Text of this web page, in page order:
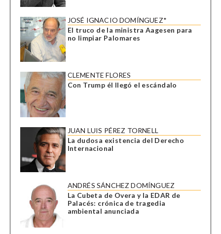
JOSÉ IGNACIO DOMÍNGUEZ*
El truco de la ministra Aagesen para
no limpiar Palomares
CLEMENTE FLORES
Con Trump él llegó el escándalo
JUAN LUIS PÉREZ TORNELL
La dudosa existencia del Derecho
Internacional
ANDRÉS SÁNCHEZ DOMÍNGUEZ
La Cubeta de Overa y la EDAR de
Palacés: crónica de tragedia
ambiental anunciada